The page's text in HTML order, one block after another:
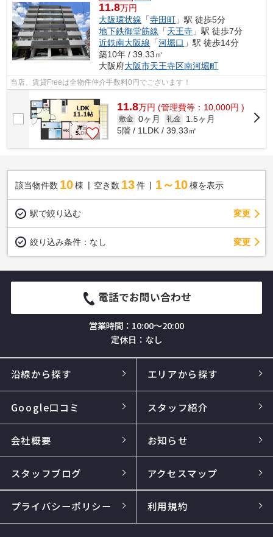
11.8万円
大阪環状線 「寺田町 」駅 徒歩5分
地下鉄御堂筋線 「天王寺 」駅 徒歩7分
近鉄南大阪線 「河堀口 」駅 徒歩14分
築10年 / 39.33㎡
大阪府大阪市天王寺区南河堀町
当店、賃貸Freeは全物件仲介手数料0円でございます！
11.8万円 (管理費等：10,000円 )
敷金 0ヶ月 礼金
1.5ヶ月
5階 / 1LDK / 39.33㎡
該当物件数 10棟 空き数 13 件 1～10 棟を表示
駅で絞り込む 変更
絞り込み条件： なし 変更
電話でお問い合わせ
営業時間：10:00～20:00
定休日：なし
沿線から探す エリアから探す
Google口コミ スタッフ紹介
会社概要 お知らせ
スタッフブログ アクセスマップ
プライバシーポリシー 利用規約